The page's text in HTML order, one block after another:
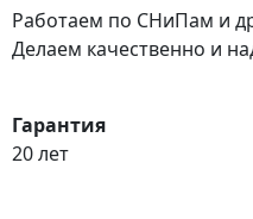
Работаем по СНиПам и
Делаем качественно и
Гарантия
20 лет